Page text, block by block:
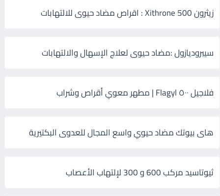
زيثرون 500 Xithrone : اقراص مضاد حيوى للالتهابات
سيبروديازول :مضاد حيوى لعلاج الإسهال والالتهابات
فلاجيل ٥٠٠ Flagyl | مطهر معوي أقراص وشراب
هاى بيوتك مضاد حيوي واسع المجال للعدوى البكتيرية
ثيوتاسيد مركب 600 و 300 لإلتهاب الأعصاب